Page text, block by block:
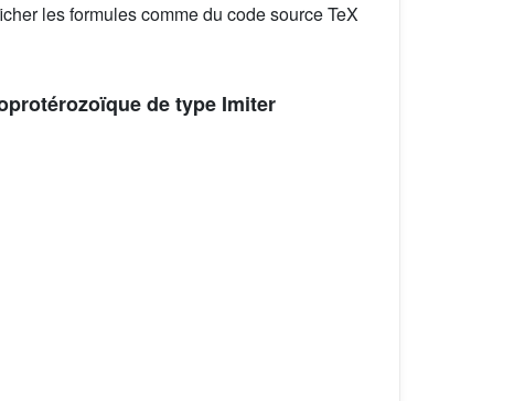
les formules comme du code source TeX
de type Imiter